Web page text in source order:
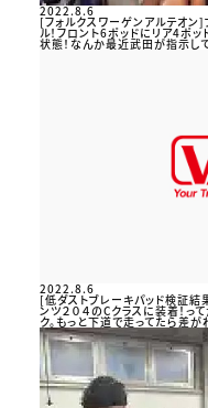
2022.8.6
[フォルクスワーゲンアルテオン]
ル！フロント6ポッドにリア4ポ
状態！なんか最近武田が指示し
2022.8.6
[低ダストブレーキパッド検証
ンツ２０４のCクラスに装着！っ
ク。もっと下道で走ってたら差が